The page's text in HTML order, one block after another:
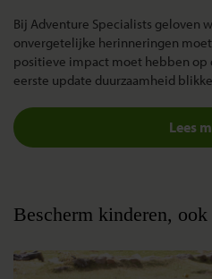
Bij Adventure Specialists geloven
onvergetelijke herinneringen
positieve impact moet hebben op
eerste update duurzaamheid
Lees
Bescherm kinderen,